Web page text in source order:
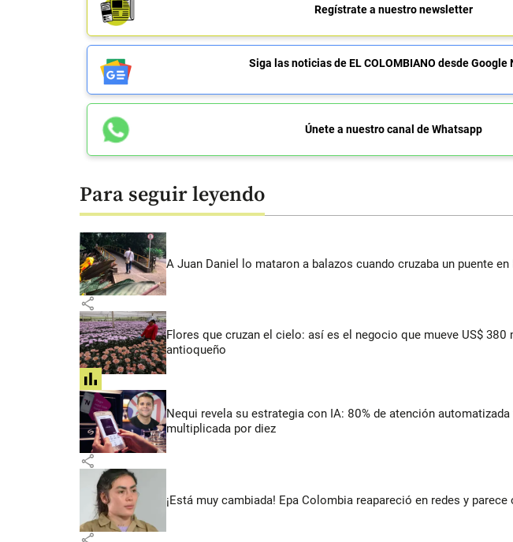
Regístrate a nuestro newsletter
Siga las noticias de EL COLOMBIANO desde Google
Únete a nuestro canal de Whatsapp
Para seguir leyendo
A Juan Daniel lo mataron a balazos cuando cruzaba un puente en
share
Flores que cruzan el cielo: así es el negocio que mueve US$ 380
antioqueño
share
Nequi revela su estrategia con IA: 80% de atención
multiplicada por diez
share
¡Está muy cambiada! Epa Colombia reapareció en redes y parece